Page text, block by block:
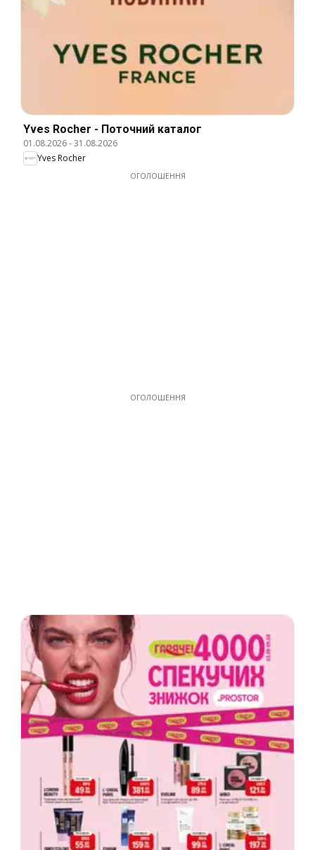
Yves Rocher - Поточний каталог
01.08.2026-31.08.2026
Yves Rocher
ОГОЛОШЕННЯ
ОГОЛОШЕННЯ